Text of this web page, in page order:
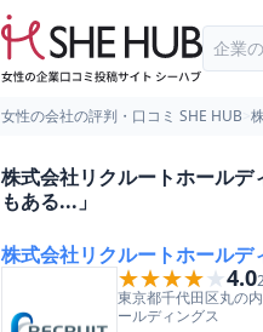
女性の会社の評判・口コミ SHE HUB
株式会社リクルートホール
もある...」
株式会社リクルートホールデ
★★★★★
★★★★★4.0
東京都千代田区丸の
ールディングス